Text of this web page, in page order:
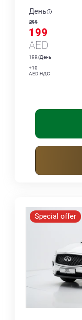
День
299
199
AED
199/День
+10
AED НДС
Special offer